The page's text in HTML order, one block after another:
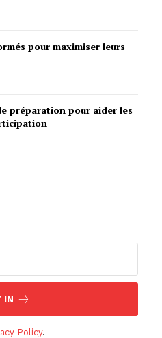
pour maximiser leurs
préparation pour aider les
IN
Policy.